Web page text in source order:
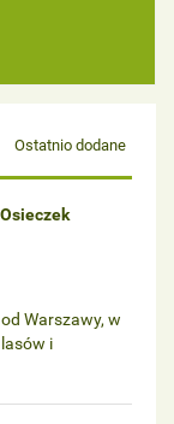
Ostatnio dodane
Warszawy, w
i